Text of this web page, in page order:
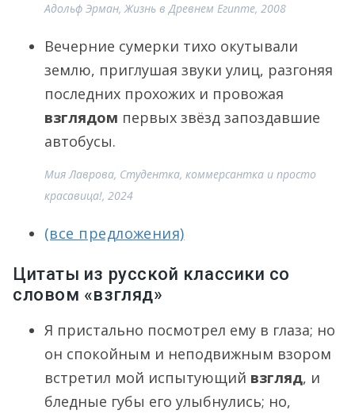
Адольф Эрман, Жизнь в Древнем Египте, 2008
Вечерние сумерки тихо окутывали
землю, приглушая звуки улиц, разгоняя
последних прохожих и провожая
взглядом первых звёзд запоздавшие
автобусы.
Мия Лаврова, Студентка, коммерсантка и просто
красавица!, 2024
(все предложения)
Цитаты из русской классики со
словом «взгляд»
Я пристально посмотрел ему в глаза; но
он спокойным и неподвижным взором
встретил мой испытующий взгляд, и
бледные губы его улыбнулись; но,